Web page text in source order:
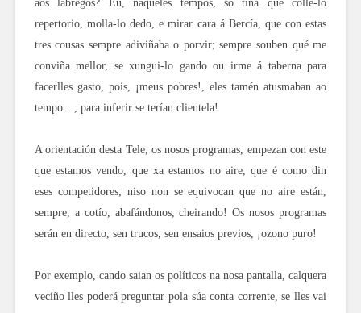
aos labregos? Eu, naqueles tempos, só tiña que colle-lo
repertorio, molla-lo dedo, e mirar cara á Bercía, que con estas
tres cousas sempre adiviñaba o porvir; sempre souben qué me
conviña mellor, se xungui-lo gando ou irme á taberna para
facerlles gasto, pois, ¡meus pobres!, eles tamén atusmaban ao
tempo…, para inferir se terían clientela!
A orientación desta Tele, os nosos programas, empezan con este
que estamos vendo, que xa estamos no aire, que é como din
eses competidores; niso non se equivocan que no aire están,
sempre, a cotío, abafándonos, cheirando! Os nosos programas
serán en directo, sen trucos, sen ensaios previos, ¡ozono puro!
Por exemplo, cando saian os políticos na nosa pantalla, calquera
veciño lles poderá preguntar pola súa conta corrente, se lles vai